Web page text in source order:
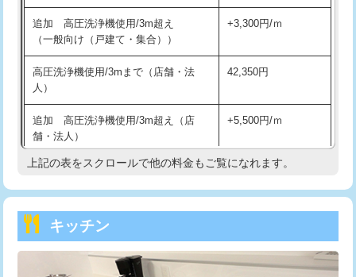
交換・取付（その他部品） 11,000円+材料費
持込商品取付（単水栓） 13,200円
持込商品取付（混合水栓）
持込商品取付（浄水器・分岐水栓） 16,500円
持込商品取付（温水洗浄便座） 22,000円
持込商品取付（普通便座⇔温水洗浄便
22,000円
給水管工事※（ホール加工)
給水管工事※（バンド止め) 3,300円
追加 高圧洗浄機使用/3m超え
（一般向け（戸建て・集合））
+3,300円/ｍ
高圧洗浄機使用/3mまで（店舗・法
人）
42,350円
追加 高圧洗浄機使用/3m超え（店
舗・法人）
+5,500円/ｍ
高度高圧洗浄換 現地調査
トーラー機使用/3mまで
追加トーラー機使用/3m超え +3,300円
上記の表をスクロールで他の料金もご覧になれます。
キッチン